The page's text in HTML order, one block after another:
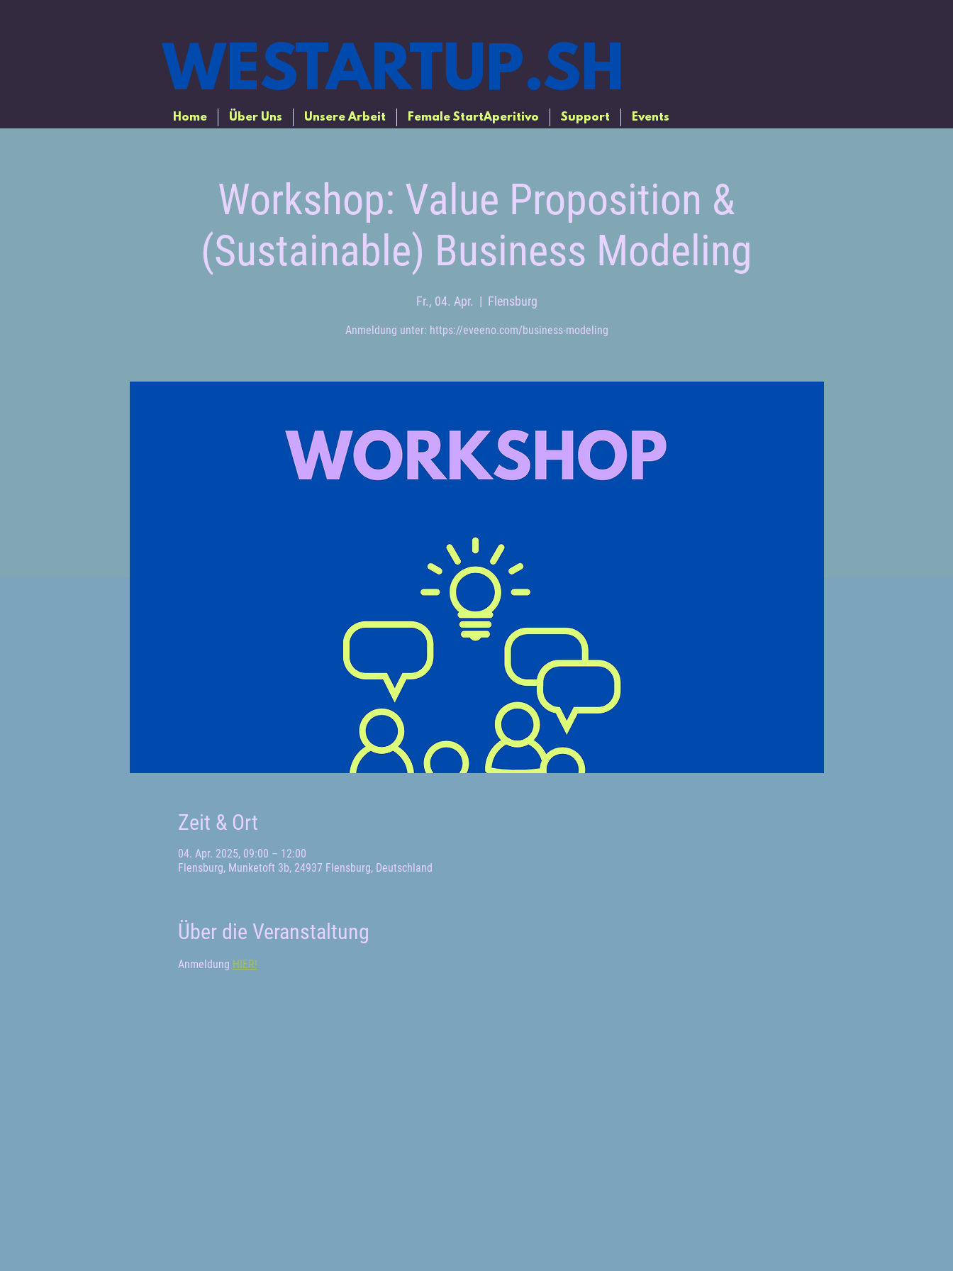
WESTARTUP.SH
Home Über Uns Unsere Arbeit Female StartAperitivo Support Events
Workshop: Value Proposition &
(Sustainable) Business Modeling
Fr., 04. Apr.
  |
Flensburg
Anmeldung unter: https://eveeno.com/business-modeling
Zeit & Ort
04. Apr. 2025, 09:00 – 12:00
Flensburg, Munketoft 3b, 24937 Flensburg, Deutschland
Über die Veranstaltung
Anmeldung HIER!